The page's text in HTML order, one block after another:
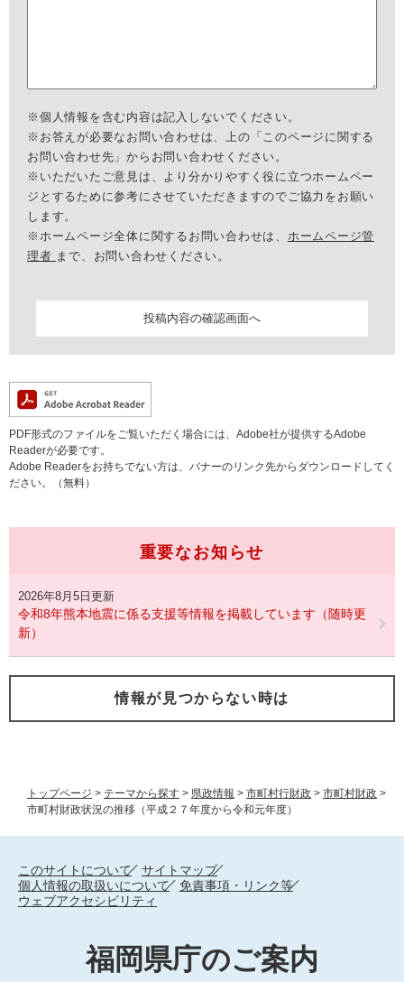
トップページ > テーマから探す > 県政情報 > 市町村行財政 > 市町村財政 >
市町村財政状況の推移（平成２７年度から令和元年度）
※個人情報を含む内容は記入しないでください。
※お答えが必要なお問い合わせは、上の「このページに関する
お問い合わせ先」からお問い合わせください。
※いただいたご意見は、より分かりやすく役に立つホームペー
ジとするために参考にさせていただきますのでご協力をお願い
します。
※ホームページ全体に関するお問い合わせは、 ホームページ管
理者 まで、お問い合わせください。
PDF形式のファイルをご覧いただく場合には、Adobe社が提供するAdobe
Readerが必要です。
Adobe Readerをお持ちでない方は、バナーのリンク先からダウンロードしてく
ださい。（無料）
重要なお知らせ
2026年8月5日更新
令和8年熊本地震に係る支援等情報を掲載しています（随時更
新）
情報が見つからない時は
このサイトについて
サイトマップ
個人情報の取扱いについて
免責事項・リンク等
ウェブアクセシビリティ
福岡県庁のご案内